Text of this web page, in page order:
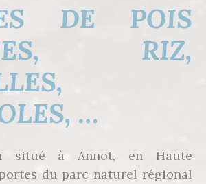
DE POIS
RIZ,
…
situé à Annot, en Haute
du parc naturel régional